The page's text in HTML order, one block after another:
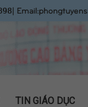
| Email:
TIN GIÁO DỤC